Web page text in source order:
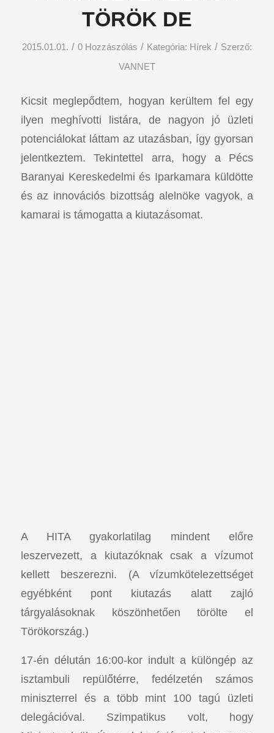
TÖRÖK DE
2015.01.01. / 0 Hozzászólás / Kategória: Hírek / Szerző:
VANNET
Kicsit meglepődtem, hogyan kerültem fel egy
ilyen meghívotti listára, de nagyon jó üzleti
potenciálokat láttam az utazásban, így gyorsan
jelentkeztem. Tekintettel arra, hogy a Pécs
Baranyai Kereskedelmi és Iparkamara küldötte
és az innovációs bizottság alelnöke vagyok, a
kamarai is támogatta a kiutazásomat.
A HITA gyakorlatilag mindent előre
leszervezett, a kiutazóknak csak a vízumot
kellett beszerezni. (A vízumkötelezettséget
egyébként pont kiutazás alatt zajló
tárgyalásoknak köszönhetően törölte el
Törökország.)
17-én délután 16:00-kor indult a különgép az
isztambuli repülőtérre, fedélzetén számos
miniszterrel és a több mint 100 tagú üzleti
delegációval. Szimpatikus volt, hogy